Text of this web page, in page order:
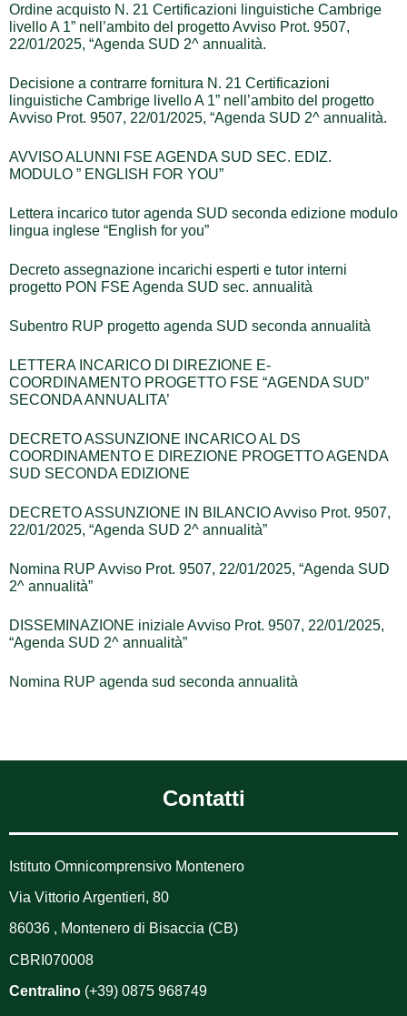
Ordine acquisto N. 21 Certificazioni linguistiche Cambrige
livello A 1” nell’ambito del progetto Avviso Prot. 9507,
22/01/2025, “Agenda SUD 2^ annualità.
Decisione a contrarre fornitura N. 21 Certificazioni
linguistiche Cambrige livello A 1” nell’ambito del progetto
Avviso Prot. 9507, 22/01/2025, “Agenda SUD 2^ annualità.
AVVISO ALUNNI FSE AGENDA SUD SEC. EDIZ.
MODULO ” ENGLISH FOR YOU”
Lettera incarico tutor agenda SUD seconda edizione modulo
lingua inglese “English for you”
Decreto assegnazione incarichi esperti e tutor interni
progetto PON FSE Agenda SUD sec. annualità
Subentro RUP progetto agenda SUD seconda annualità
LETTERA INCARICO DI DIREZIONE E-
COORDINAMENTO PROGETTO FSE “AGENDA SUD”
SECONDA ANNUALITA’
DECRETO ASSUNZIONE INCARICO AL DS
COORDINAMENTO E DIREZIONE PROGETTO AGENDA
SUD SECONDA EDIZIONE
DECRETO ASSUNZIONE IN BILANCIO Avviso Prot. 9507,
22/01/2025, “Agenda SUD 2^ annualità”
Nomina RUP Avviso Prot. 9507, 22/01/2025, “Agenda SUD
2^ annualità”
DISSEMINAZIONE iniziale Avviso Prot. 9507, 22/01/2025,
“Agenda SUD 2^ annualità”
Nomina RUP agenda sud seconda annualità
Contatti
Istituto Omnicomprensivo Montenero
Via Vittorio Argentieri, 80
86036 , Montenero di Bisaccia (CB)
CBRI070008
Centralino (+39) 0875 968749